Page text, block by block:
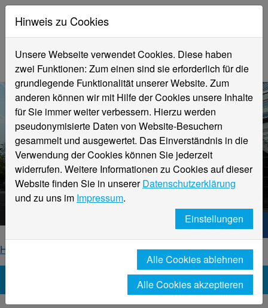
Aktuelle Meldungen
Hochschule Niederrhein
Hochschule Niederrhein. Dein Weg.
Home
News-Detailseite
Hinweis zu Cookies
Unsere Webseite verwendet Cookies. Diese haben
zwei Funktionen: Zum einen sind sie erforderlich für die
grundlegende Funktionalität unserer Website. Zum
anderen können wir mit Hilfe der Cookies unsere Inhalte
für Sie immer weiter verbessern. Hierzu werden
pseudonymisierte Daten von Website-Besuchern
gesammelt und ausgewertet. Das Einverständnis in die
Verwendung der Cookies können Sie jederzeit
widerrufen. Weitere Informationen zu Cookies auf dieser
Website finden Sie in unsererDatenschutzerklärung
und zu uns im Impressum.
Einstellungen
Alle Cookies ablehnen
Alle Cookies akzeptieren